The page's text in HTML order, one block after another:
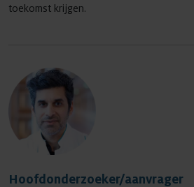
toekomst krijgen.
Hoofdonderzoeker/aanvrager